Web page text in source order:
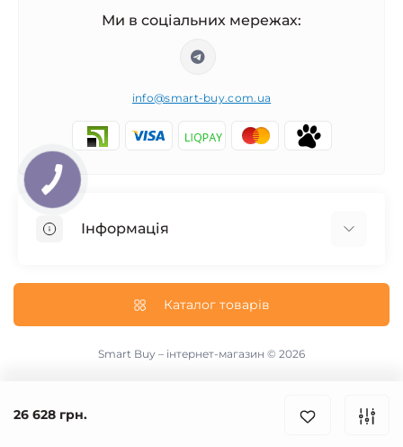
26 628 грн.
Ми в соціальних мережах:
info@smart-buy.com.ua
Інформація
Про нас
Інформація про доставку
Каталог товарів
Smart Buy – інтернет-магазин © 2026
КНОПКА
ЗВ'ЯЗКУ